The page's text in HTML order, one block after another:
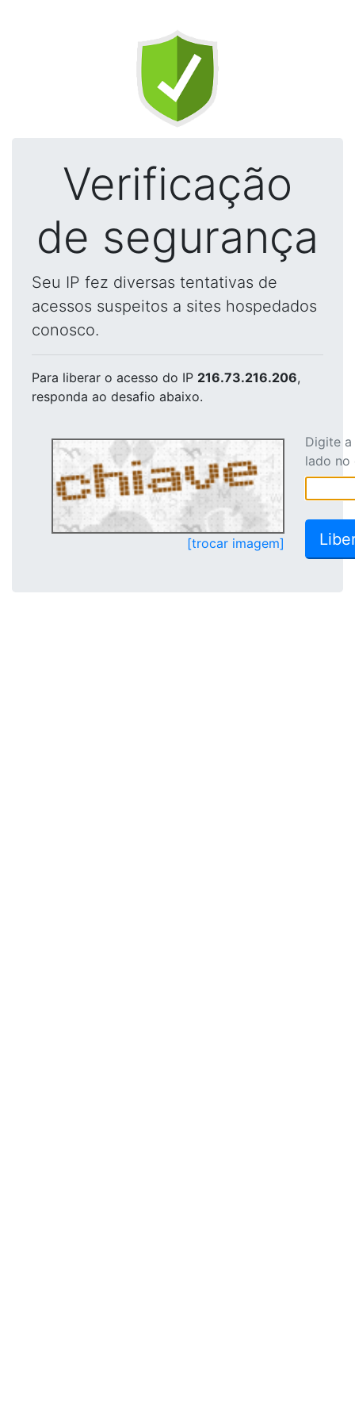
Verificação
de segurança
Seu IP fez diversas tentativas de
acessos suspeitos a sites hospedados
conosco.
Para liberar o acesso do IP 216.73.216.206,
responda ao desafio abaixo.
[trocar imagem]
Digite
lado no